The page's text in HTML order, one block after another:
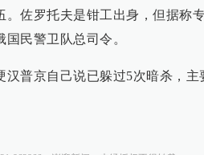
。佐罗托夫是钳工出身，但据称
国民警卫队总司令。
汉普京自己说已躲过5次暗杀，